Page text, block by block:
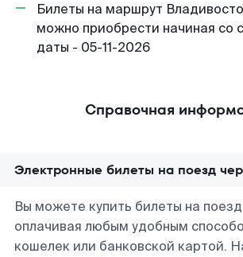
Билеты на маршрут
можно приобрести начиная со
даты - 05-11-2026
Справочная
Электронные билеты на поезд
Вы можете купить билеты на
оплачивая любым удобным
кошелек или банковской картой.